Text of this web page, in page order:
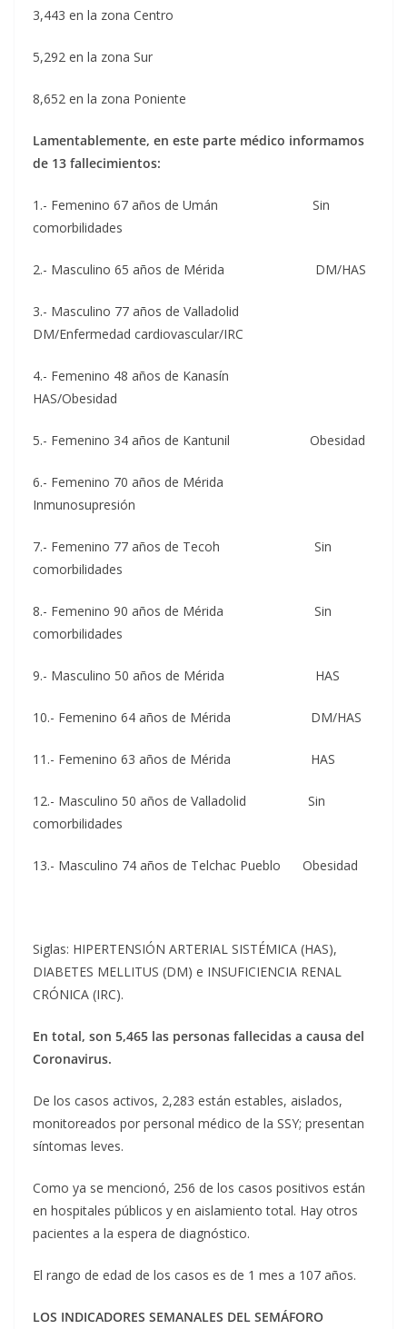
3,443 en la zona Centro
5,292 en la zona Sur
8,652 en la zona Poniente
Lamentablemente, en este parte médico informamos
de 13 fallecimientos:
1.- Femenino 67 años de Umán Sin
comorbilidades
2.- Masculino 65 años de Mérida DM/HAS
3.- Masculino 77 años de Valladolid
DM/Enfermedad cardiovascular/IRC
4.- Femenino 48 años de Kanasín
HAS/Obesidad
5.- Femenino 34 años de Kantunil Obesidad
6.- Femenino 70 años de Mérida
Inmunosupresión
7.- Femenino 77 años de Tecoh Sin
comorbilidades
8.- Femenino 90 años de Mérida Sin
comorbilidades
9.- Masculino 50 años de Mérida HAS
10.- Femenino 64 años de Mérida DM/HAS
11.- Femenino 63 años de Mérida HAS
12.- Masculino 50 años de Valladolid Sin
comorbilidades
13.- Masculino 74 años de Telchac Pueblo Obesidad
Siglas: HIPERTENSIÓN ARTERIAL SISTÉMICA (HAS),
DIABETES MELLITUS (DM) e INSUFICIENCIA RENAL
CRÓNICA (IRC).
En total, son 5,465 las personas fallecidas a causa del
Coronavirus.
De los casos activos, 2,283 están estables, aislados,
monitoreados por personal médico de la SSY; presentan
síntomas leves.
Como ya se mencionó, 256 de los casos positivos están
en hospitales públicos y en aislamiento total. Hay otros
pacientes a la espera de diagnóstico.
El rango de edad de los casos es de 1 mes a 107 años.
LOS INDICADORES SEMANALES DEL SEMÁFORO